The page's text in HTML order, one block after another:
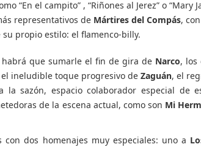
“En el campito” , “Riñones al Jerez” o “Mary
representativos de Mártires del Compás, con
su propio estilo: el flamenco-billy.
habrá que sumarle el fin de gira de Narco, los
el ineludible toque progresivo de Zaguán, el
la sazón, espacio colaborador especial de
de la escena actual, como son Mi
con dos homenajes muy especiales: uno a